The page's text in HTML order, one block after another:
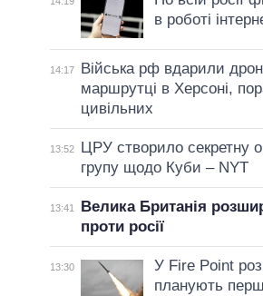
в роботі
14:17
Війська рф вдарили
маршрутці в Херсоні,
цивільних
13:52
ЦРУ створило секретну
групу щодо Куби – NYT
13:41
Велика Британія
проти росії
13:30
У Fire Point
планують